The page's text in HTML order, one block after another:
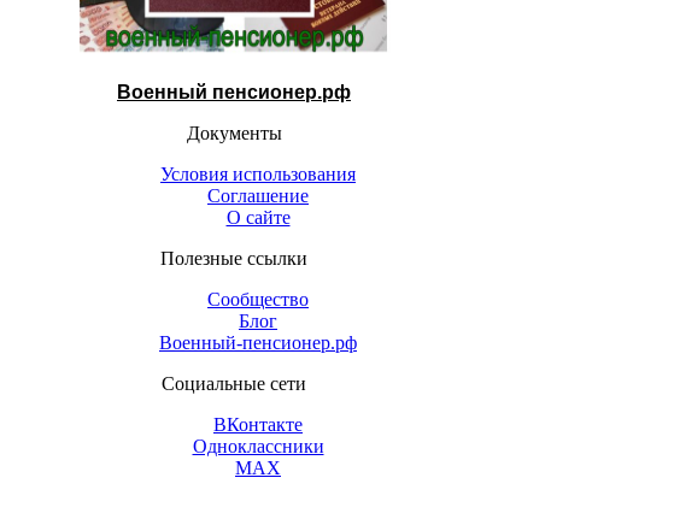
Военный пенсионер.рф
Документы
Условия использования
Соглашение
О сайте
Полезные ссылки
Сообщество
Блог
Военный-пенсионер.рф
Социальные сети
ВКонтакте
Одноклассники
МАХ